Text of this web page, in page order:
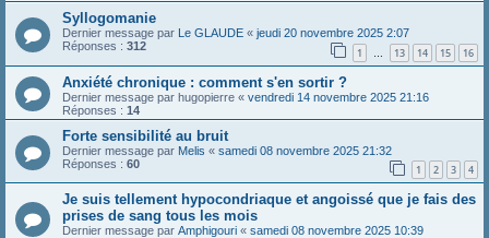
Syllogomanie
Dernier message par Le GLAUDE « jeudi 20 novembre 2025 2:07
Réponses : 312 1 … 13 14 15 16
Anxiété chronique : comment s'en sortir ?
Dernier message par hugopierre « vendredi 14 novembre 2025 21:16
Réponses : 14
Forte sensibilité au bruit
Dernier message par Melis « samedi 08 novembre 2025 21:32
Réponses : 60 1 2 3 4
Je suis tellement hypocondriaque et angoissé que je fais des
prises de sang tous les mois
Dernier message par Amphigouri « samedi 08 novembre 2025 10:39